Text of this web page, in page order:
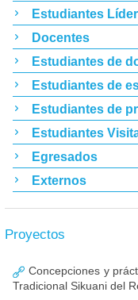
Estudiantes
Docentes
Estudiantes de
Estudiantes de
Estudiantes de
Estudiantes
Egresados
Externos
Proyectos
Concepciones y
Tradicional Sikuani del